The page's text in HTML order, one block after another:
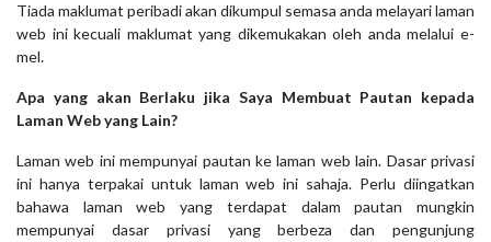
Tiada maklumat peribadi akan dikumpul semasa anda melayari laman
web ini kecuali maklumat yang dikemukakan oleh anda melalui e-
mel.
Apa yang akan Berlaku jika Saya Membuat Pautan kepada
Laman Web yang Lain?
Laman web ini mempunyai pautan ke laman web lain. Dasar privasi
ini hanya terpakai untuk laman web ini sahaja. Perlu diingatkan
bahawa laman web yang terdapat dalam pautan mungkin
mempunyai dasar privasi yang berbeza dan pengunjung